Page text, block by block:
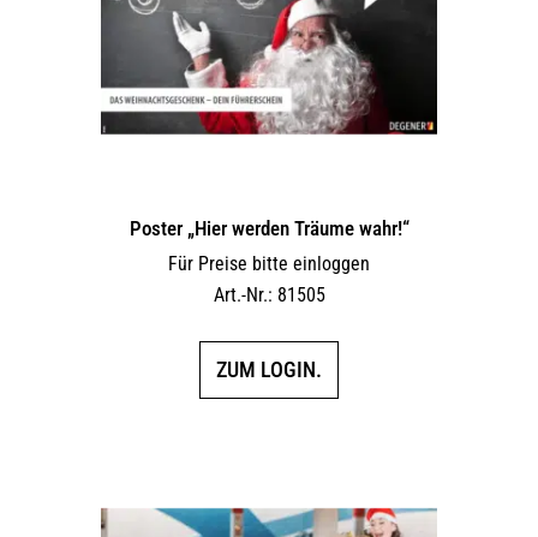
Poster „Hier werden Träume wahr!“
Für Preise bitte einloggen
Art.-Nr.: 81505
ZUM LOGIN.